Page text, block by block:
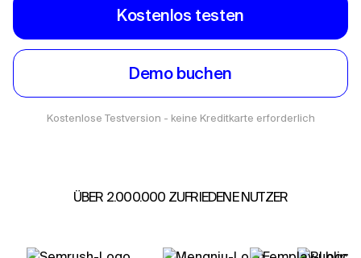
Kostenlos testen
Demo buchen
Kostenlose Testversion - keine Kreditkarte erforderlich
ÜBER 2.000.000 ZUFRIEDENE NUTZER